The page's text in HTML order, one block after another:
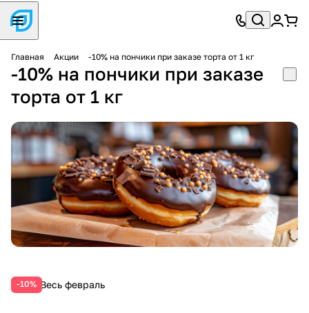
Главная Акции -10% на пончики при заказе торта от 1 кг
-10% на пончики при заказе
торта от 1 кг
-10% Весь февраль